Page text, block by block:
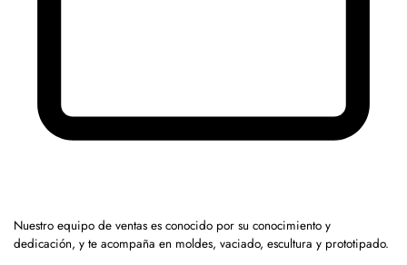
Nuestro equipo de ventas es conocido por su conocimiento y
dedicación, y te acompaña en moldes, vaciado, escultura y prototipado.